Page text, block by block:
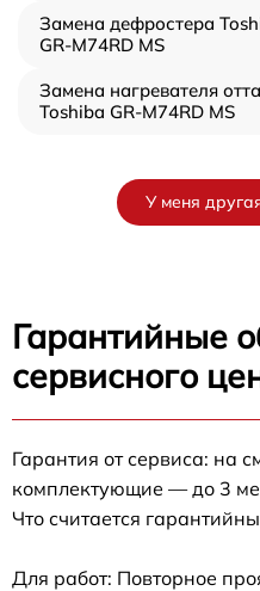
Замена дефростера
GR-M74RD MS
Замена нагревателя
Toshiba GR-M74RD MS
У меня
Гарантийные
сервисного
Гарантия от сервиса: на
комплектующие — до 3
Что считается
Для работ: Повторное